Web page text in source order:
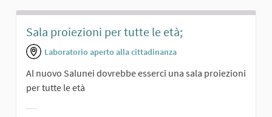
Sala proiezioni per tutte le età;
Laboratorio aperto alla cittadinanza
Al nuovo Salunei dovrebbe esserci una sala proiezioni
per tutte le età